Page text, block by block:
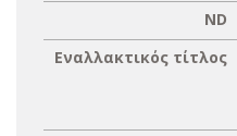
ND
Εναλλακτικός τίτλος